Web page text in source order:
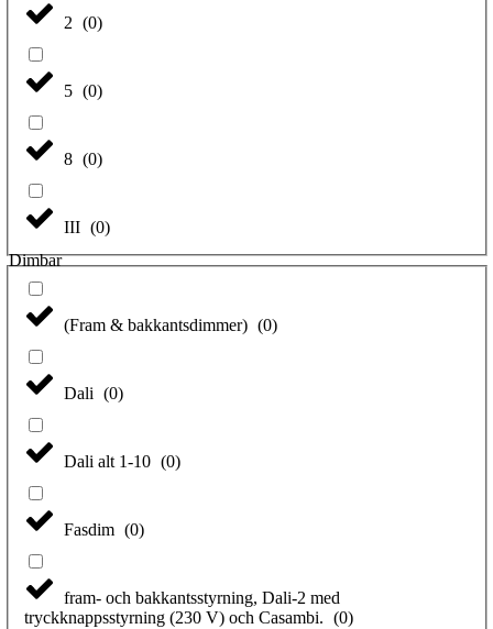
2 (0)
5 (0)
8 (0)
III (0)
Dimbar
(Fram & bakkantsdimmer) (0)
Dali (0)
Dali alt 1-10 (0)
Fasdim (0)
fram- och bakkantsstyrning, Dali-2 med
tryckknappsstyrning (230 V) och Casambi. (0)